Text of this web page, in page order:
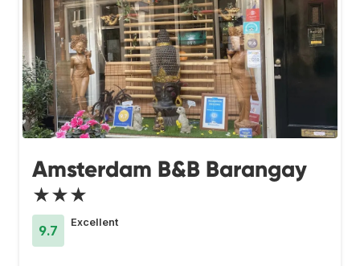
Amsterdam B&B Barangay
★★★
9.7
Excellent